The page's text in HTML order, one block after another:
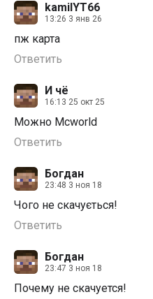
kamilYT66
13:26 3 янв 26
пж карта
Ответить
И чё
16:13 25 окт 25
Можно Mcworld
Ответить
Богдан
23:48 3 ноя 18
Чого не скачується!
Ответить
Богдан
23:47 3 ноя 18
Почему не скачуется!